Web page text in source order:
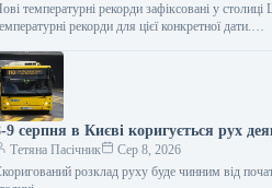
температурні рекорди зафіксовані у
рекорди для цієї конкретної дати.…
9 серпня в Києві коригується рух
Тетяна Пасічник
Сер 8, 2026
розклад руху буде чинним від